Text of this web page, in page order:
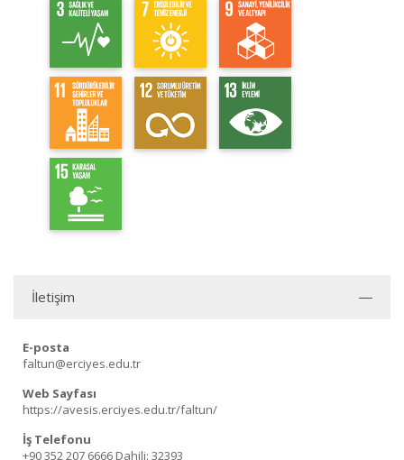
İletişim
E-posta
faltun@erciyes.edu.tr
Web Sayfası
https://avesis.erciyes.edu.tr/faltun/
İş Telefonu
+90 352 207 6666 Dahili: 32393